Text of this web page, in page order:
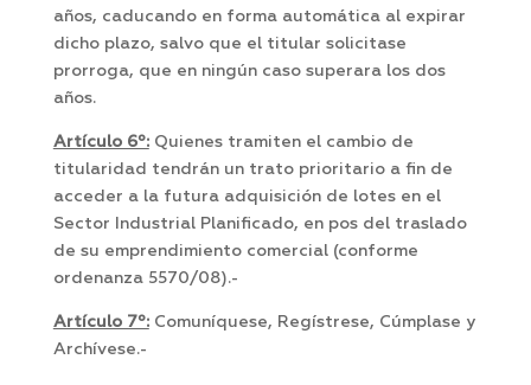
años, caducando en forma automática al expirar
dicho plazo, salvo que el titular solicitase
prorroga, que en ningún caso superara los dos
años.
Artículo 6º:Quienes tramiten el cambio de
titularidad tendrán un trato prioritario a fin de
acceder a la futura adquisición de lotes en el
Sector Industrial Planificado, en pos del traslado
de su emprendimiento comercial (conforme
ordenanza 5570/08).-
Artículo 7º:Comuníquese, Regístrese, Cúmplase y
Archívese.-